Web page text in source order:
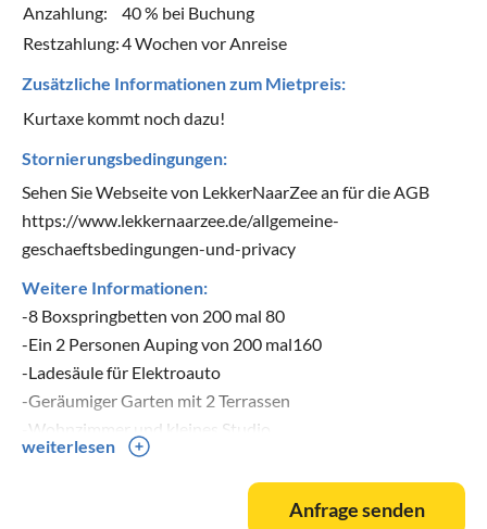
Anzahlung:
40 % bei Buchung
Restzahlung:4 Wochen vor Anreise
Zusätzliche Informationen zum Mietpreis:
Kurtaxe kommt noch dazu!
Stornierungsbedingungen:
Sehen Sie Webseite von LekkerNaarZee an für die AGB
https://www.lekkernaarzee.de/allgemeine-
geschaeftsbedingungen-und-privacy
Weitere Informationen:
-8 Boxspringbetten von 200 mal 80
-Ein 2 Personen Auping von 200 mal160
-Ladesäule für Elektroauto
-Geräumiger Garten mit 2 Terrassen
-Wohnzimmer und kleines Studio
-Energieneutral mit Wärmepumpe
weiterlesen
Anfrage senden